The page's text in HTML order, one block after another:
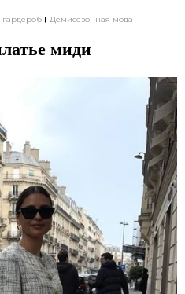
Демисезонная мода
миди